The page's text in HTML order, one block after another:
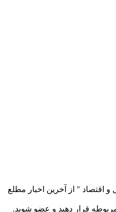
اقتصاد " از آخرین اخبار مطلع
قرار دهید و عضو شوید.